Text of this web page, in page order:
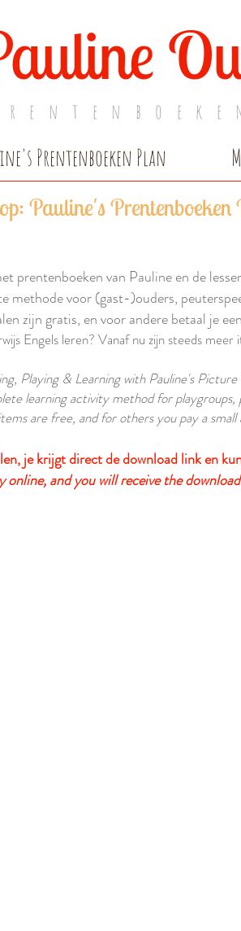
Prentenboeken Plan
Pauline's Prentenboeken
prentenboeken van Pauline en de
methode voor (gast-)ouders,
zijn gratis, en voor andere betaal je
Engels leren? Vanaf nu zijn steeds
Playing & Learning with Pauline's
learning activity method for
are free, and for others you pay a small
je krijgt direct de download link en
online, and you will receive the